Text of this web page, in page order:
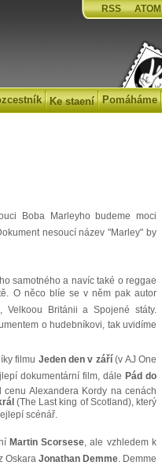
RSS ATOM
Ke staení Pomáháme
Boba Marleyho budeme moci
nesoucí název "Marley" by
samotného a navíc také o reggae
O něco blíe se v něm pak autor
Velkoou Británii a Spojené státy.
o hudebníkovi, tak uvidíme
filmu Jeden den v září(v AJ One
dokumentární film, dále Pád do
Alexandera Kordy na cenách
(The Last king of Scotland), který
scénář.
Martin Scorsese, ale vzhledem k
Oskara Jonathan Demme. Demme